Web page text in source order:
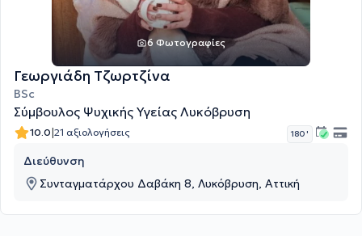
6 Φωτογραφίες
Γεωργιάδη Τζωρτζίνα
BSc
Σύμβουλος Ψυχικής Υγείας Λυκόβρυση
10.0|21 αξιολογήσεις 180 '
Διεύθυνση
Συνταγματάρχου Δαβάκη 8, Λυκόβρυση, Αττική